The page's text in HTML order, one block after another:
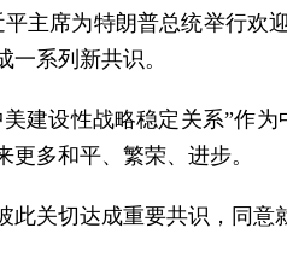
主席为特朗普总统举行
系列新共识。
建设性战略稳定关系”作
多和平、繁荣、进步。
此关切达成重要共识，同意